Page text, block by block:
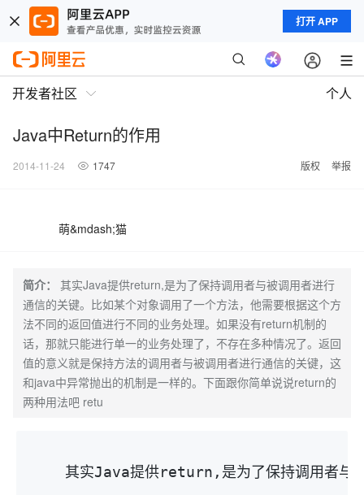
打开 APP
开发者社区 个人
Java中Return的作用
2014-11-24 1747 版权 举报
萌&mdash;猫
简介：
其实Java提供return,是为了保持调用者与被调用者进行
通信的关键。比如某个对象调用了一个方法，他需要根据这个方
法不同的返回值进行不同的业务处理。如果没有return机制的
话，那就只能进行单一的业务处理了，不存在多种情况了。返回
值的意义就是保持方法的调用者与被调用者进行通信的关键，这
和java中异常抛出的机制是一样的。下面跟你简单说说return的
两种用法吧 retu
其实Java提供return,是为了保持调用者与被